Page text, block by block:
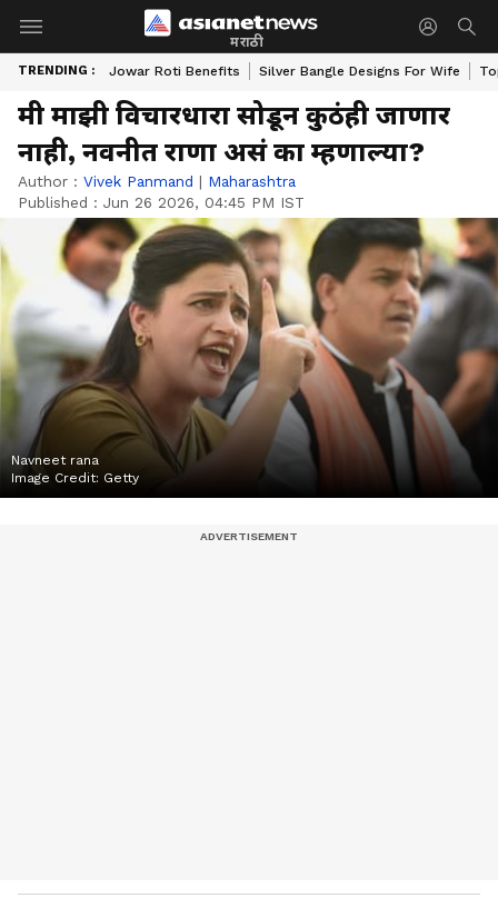
मराठी
TRENDING : Jowar Roti Benefits Silver Bangle Designs For Wife
मी माझी विचारधारा सोडून कुठंही जाणार
नाही, नवनीत राणा असं का म्हणाल्या?
Author : Vivek Panmand | Maharashtra
Published : Jun 26 2026, 04:45 PM IST
Navneet rana
Image Credit: Getty